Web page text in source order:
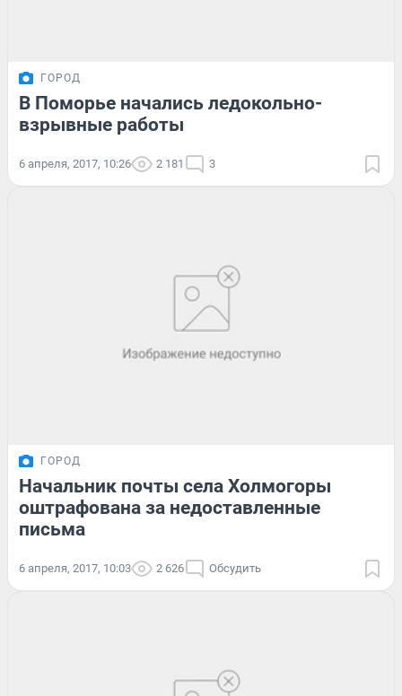
ГОРОД
В Поморье начались ледокольно-
взрывные работы
6 апреля, 2017, 10:26 2 181 3
ГОРОД
Начальник почты села Холмогоры
оштрафована за недоставленные
письма
6 апреля, 2017, 10:03 2 626 Обсудить